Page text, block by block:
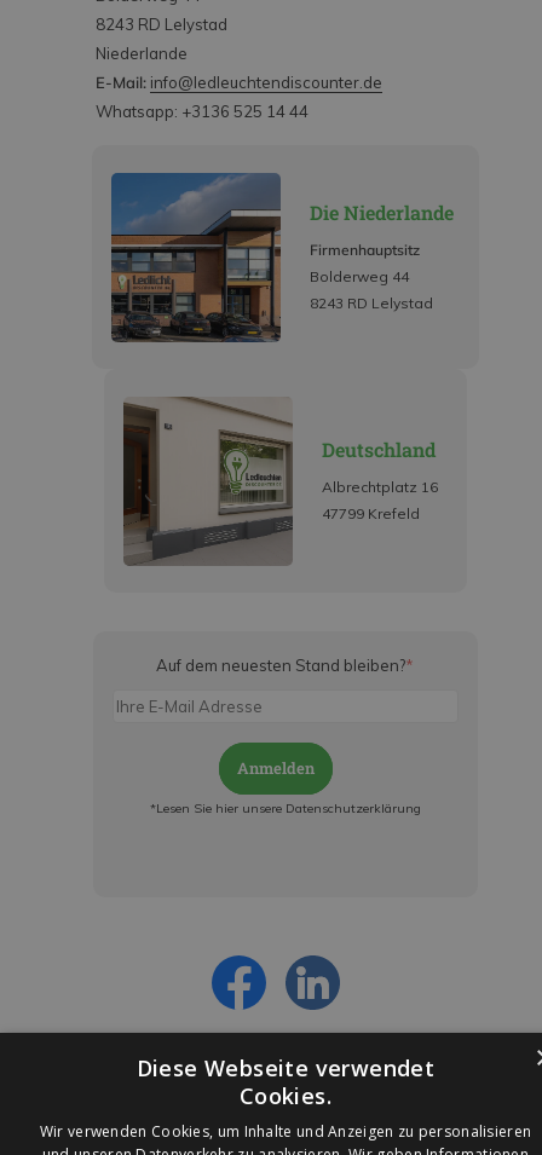
8243 RD Lelystad
Niederlande
E-Mail: info@ledleuchtendiscounter.de
Whatsapp: +3136 525 14 44
Die Niederlande
Firmenhauptsitz
Bolderweg 44
8243 RD Lelystad
Deutschland
Albrechtplatz 16
47799 Krefeld
Auf dem neuesten Stand bleiben?*
Anmelden
*Lesen Sie hier unsere Datenschutzerklärung
Diese Webseite verwendet
Cookies.
Wir verwenden Cookies, um Inhalte und Anzeigen zu personalisieren